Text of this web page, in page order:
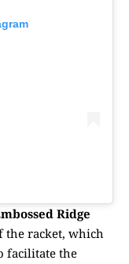
Ridge
racket, which
facilitate the